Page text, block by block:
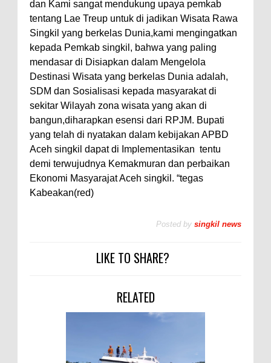
dan Kami sangat mendukung upaya pemkab
tentang Lae Treup untuk di jadikan Wisata Rawa
Singkil yang berkelas Dunia,kami mengingatkan
kepada Pemkab singkil, bahwa yang paling
mendasar di Disiapkan dalam Mengelola
Destinasi Wisata yang berkelas Dunia adalah,
SDM dan Sosialisasi kepada masyarakat di
sekitar Wilayah zona wisata yang akan di
bangun,diharapkan esensi dari RPJM. Bupati
yang telah di nyatakan dalam kebijakan APBD
Aceh singkil dapat di Implementasikan tentu
demi terwujudnya Kemakmuran dan perbaikan
Ekonomi Masyarajat Aceh singkil. “tegas
Kabeakan(red)
Posted by singkil news
LIKE TO SHARE?
RELATED